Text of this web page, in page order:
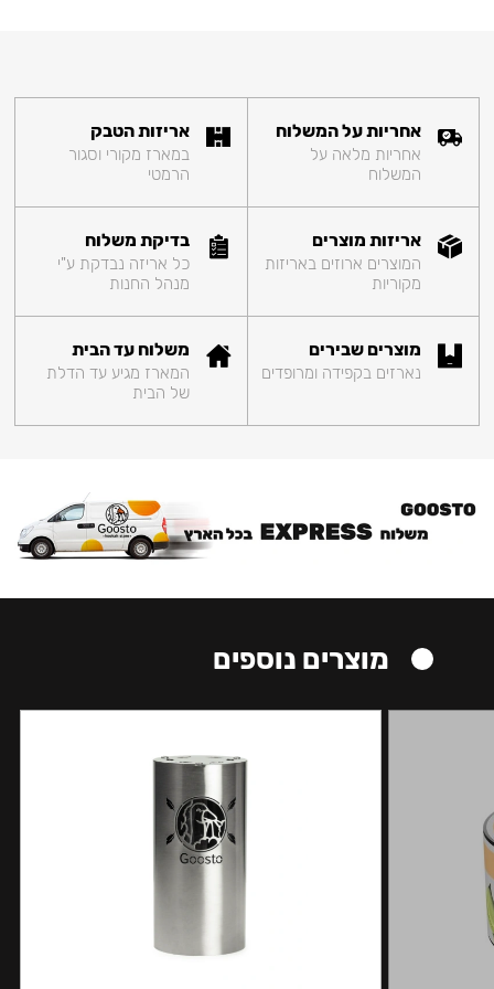
אחריות על המשלוח
אחריות מלאה על
המשלוח
אריזות הטבק
במארז מקורי וסגור
הרמטי
אריזות מוצרים
המוצרים ארוזים באריזות
מקוריות
בדיקת משלוח
כל אריזה נבדקת ע"י
מנהל החנות
מוצרים שבירים
נארזים בקפידה ומרופדים
משלוח עד הבית
המארז מגיע עד הדלת
של הבית
מוצרים נוספים